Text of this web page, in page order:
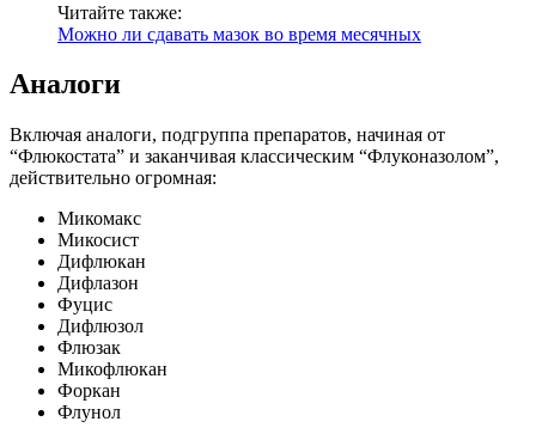
Читайте также:
Можно ли сдавать мазок во время месячных
Аналоги
Включая аналоги, подгруппа препаратов, начиная от
“Флюкостата” и заканчивая классическим “Флуконазолом”,
действительно огромная:
Микомакс
Микосист
Дифлюкан
Дифлазон
Фуцис
Дифлюзол
Флюзак
Микофлюкан
Форкан
Флунол